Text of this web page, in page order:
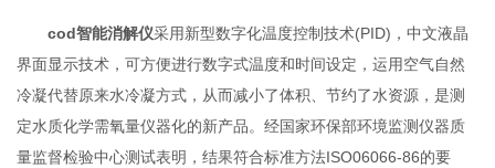
cod智能消解仪采用新型数字化温度控制技术(PID)，中文液晶
界面显示技术，可方便进行数字式温度和时间设定，运用空气自然
冷凝代替原来水冷凝方式，从而减小了体积、节约了水资源，是测
定水质化学需氧量仪器化的新产品。经国家环保部环境监测仪器质
量监督检验中心测试表明，结果符合标准方法ISO06066-86的要